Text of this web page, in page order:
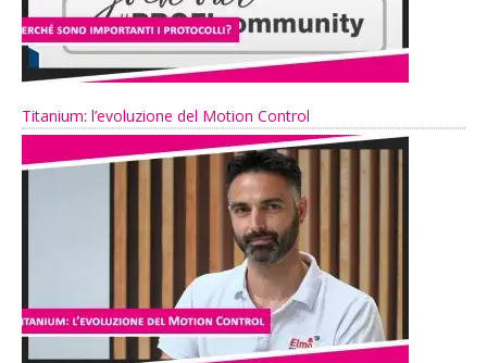
Titanium: l’evoluzione del Motion Control